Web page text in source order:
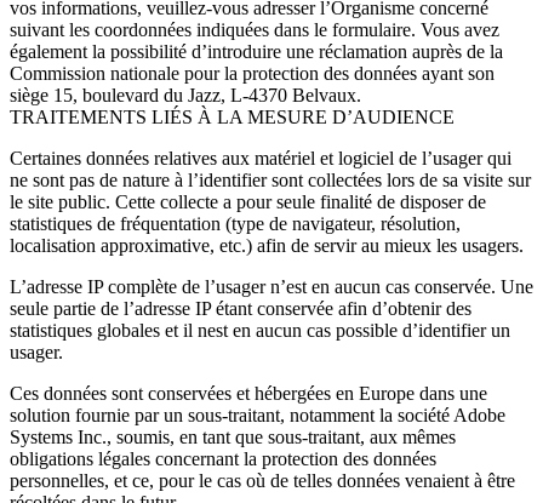
vos informations, veuillez-vous adresser l’Organisme concerné
suivant les coordonnées indiquées dans le formulaire. Vous avez
également la possibilité d’introduire une réclamation auprès de la
Commission nationale pour la protection des données ayant son
siège 15, boulevard du Jazz, L-4370 Belvaux.
TRAITEMENTS LIÉS À LA MESURE D’AUDIENCE
Certaines données relatives aux matériel et logiciel de l’usager qui
ne sont pas de nature à l’identifier sont collectées lors de sa visite sur
le site public. Cette collecte a pour seule finalité de disposer de
statistiques de fréquentation (type de navigateur, résolution,
localisation approximative, etc.) afin de servir au mieux les usagers.
L’adresse IP complète de l’usager n’est en aucun cas conservée. Une
seule partie de l’adresse IP étant conservée afin d’obtenir des
statistiques globales et il nest en aucun cas possible d’identifier un
usager.
Ces données sont conservées et hébergées en Europe dans une
solution fournie par un sous-traitant, notamment la société Adobe
Systems Inc., soumis, en tant que sous-traitant, aux mêmes
obligations légales concernant la protection des données
personnelles, et ce, pour le cas où de telles données venaient à être